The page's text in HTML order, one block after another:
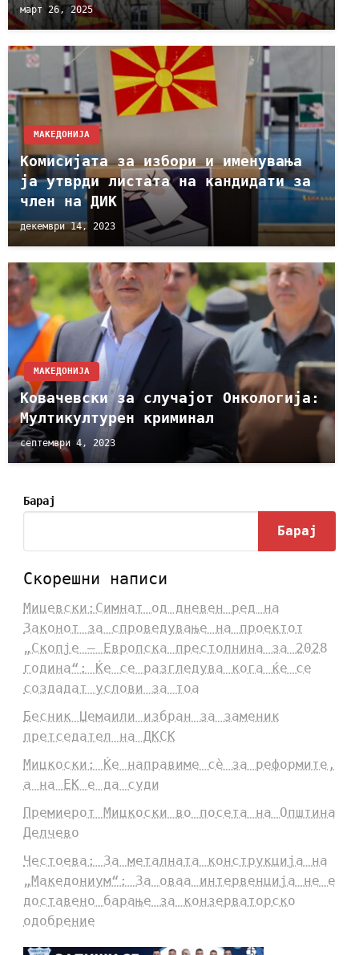
март 26, 2025
МАКЕДОНИЈА
Комисијата за избори и именувања
ја утврди листата на кандидати за
член на ДИК
декември 14, 2023
МАКЕДОНИЈА
Ковачевски за случајот Онкологија:
Мултикултурен криминал
септември 4, 2023
Барај
Барај
Скорешни написи
Мицевски:Симнат од дневен ред на
Законот за спроведување на проектот
„Скопје – Европска престолнина за 2028
година“: Ќе се разгледува кога ќе се
создадат услови за тоа
Бесник Џемаили избран за заменик
претседател на ДКСК
Мицкоски: Ќе направиме сè за реформите,
а на ЕК е да суди
Премиерот Мицкоски во посета на Општина
Делчево
Честоева: За металната конструкција на
„Македониум“: За оваа интервенција не е
доставено барање за конзерваторско
одобрение